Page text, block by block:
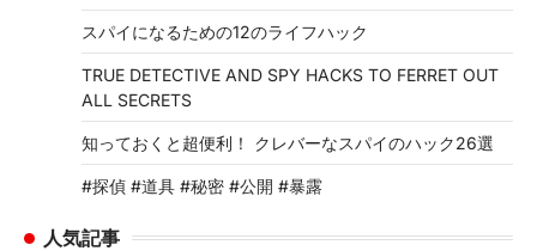
スパイになるための12のライフハック
TRUE DETECTIVE AND SPY HACKS TO FERRET OUT
ALL SECRETS
知っておくと超便利！ クレバーなスパイのハック26選
#探偵 #道具 #秘密 #公開 #暴露
人気記事